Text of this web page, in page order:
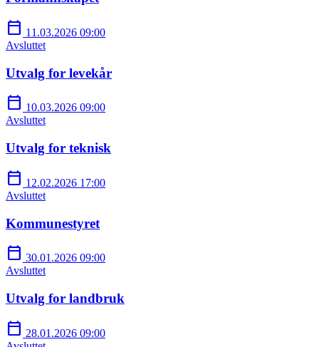
calendar_today 11.03.2026 09:00
Avsluttet
Utvalg for levekår
calendar_today 10.03.2026 09:00
Avsluttet
Utvalg for teknisk
calendar_today 12.02.2026 17:00
Avsluttet
Kommunestyret
calendar_today 30.01.2026 09:00
Avsluttet
Utvalg for landbruk
calendar_today 28.01.2026 09:00